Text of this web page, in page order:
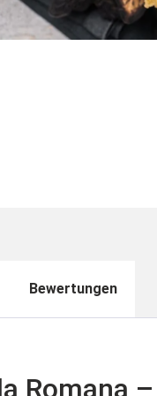
Bewertungen
Romana